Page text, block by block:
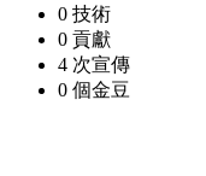
0 技術
0 貢獻
4 次宣傳
0 個金豆